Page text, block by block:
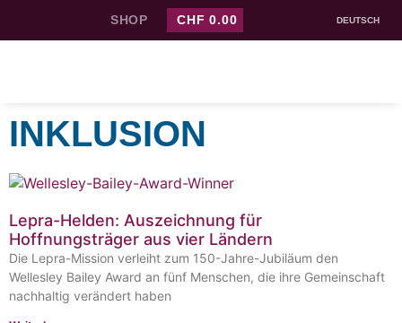
SHOP CHF 0.00 DEUTSCH
INKLUSION
Lepra-Helden: Auszeichnung für
Hoffnungsträger aus vier Ländern
Die Lepra-Mission verleiht zum 150-Jahre-Jubiläum den
Wellesley Bailey Award an fünf Menschen, die ihre Gemeinschaft
nachhaltig verändert haben